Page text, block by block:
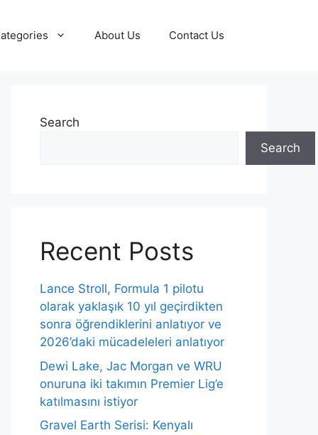
About Us Contact Us
Search
Search
Recent Posts
Lance Stroll, Formula 1 pilotu
olarak yaklaşık 10 yıl geçirdikten
sonra öğrendiklerini anlatıyor ve
2026’daki mücadeleleri anlatıyor
Dewi Lake, Jac Morgan ve WRU
onuruna iki takımın Premier Lig’e
katılmasını istiyor
Gravel Earth Serisi: Kenyalı